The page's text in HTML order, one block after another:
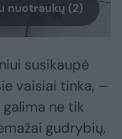
nuotraukų (2)
susikaupė
vaisiai tinka, –
ne tik
gudrybių,